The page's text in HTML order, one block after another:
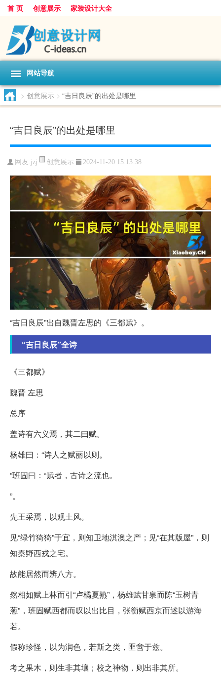
首 页 创意展示 家装设计大全
网站导航
> 创意展示 > “吉日良辰”的出处是哪里
“吉日良辰”的出处是哪里
网友:jzj 创意展示 2024-11-20 15:13:38
“吉日良辰”出自魏晋左思的《三都赋》。
“吉日良辰”全诗
《三都赋》
魏晋 左思
总序
盖诗有六义焉，其二曰赋。
杨雄曰：“诗人之赋丽以则。
”班固曰：“赋者，古诗之流也。
”。
先王采焉，以观土风。
见“绿竹猗猗”于宜，则知卫地淇澳之产；见“在其版屋”，则
知秦野西戎之宅。
故能居然而辨八方。
然相如赋上林而引“卢橘夏熟”，杨雄赋甘泉而陈“玉树青
葱”，班固赋西都而叹以出比目，张衡赋西京而述以游海
若。
假称珍怪，以为润色，若斯之类，匪啻于兹。
考之果木，则生非其壤；校之神物，则出非其所。